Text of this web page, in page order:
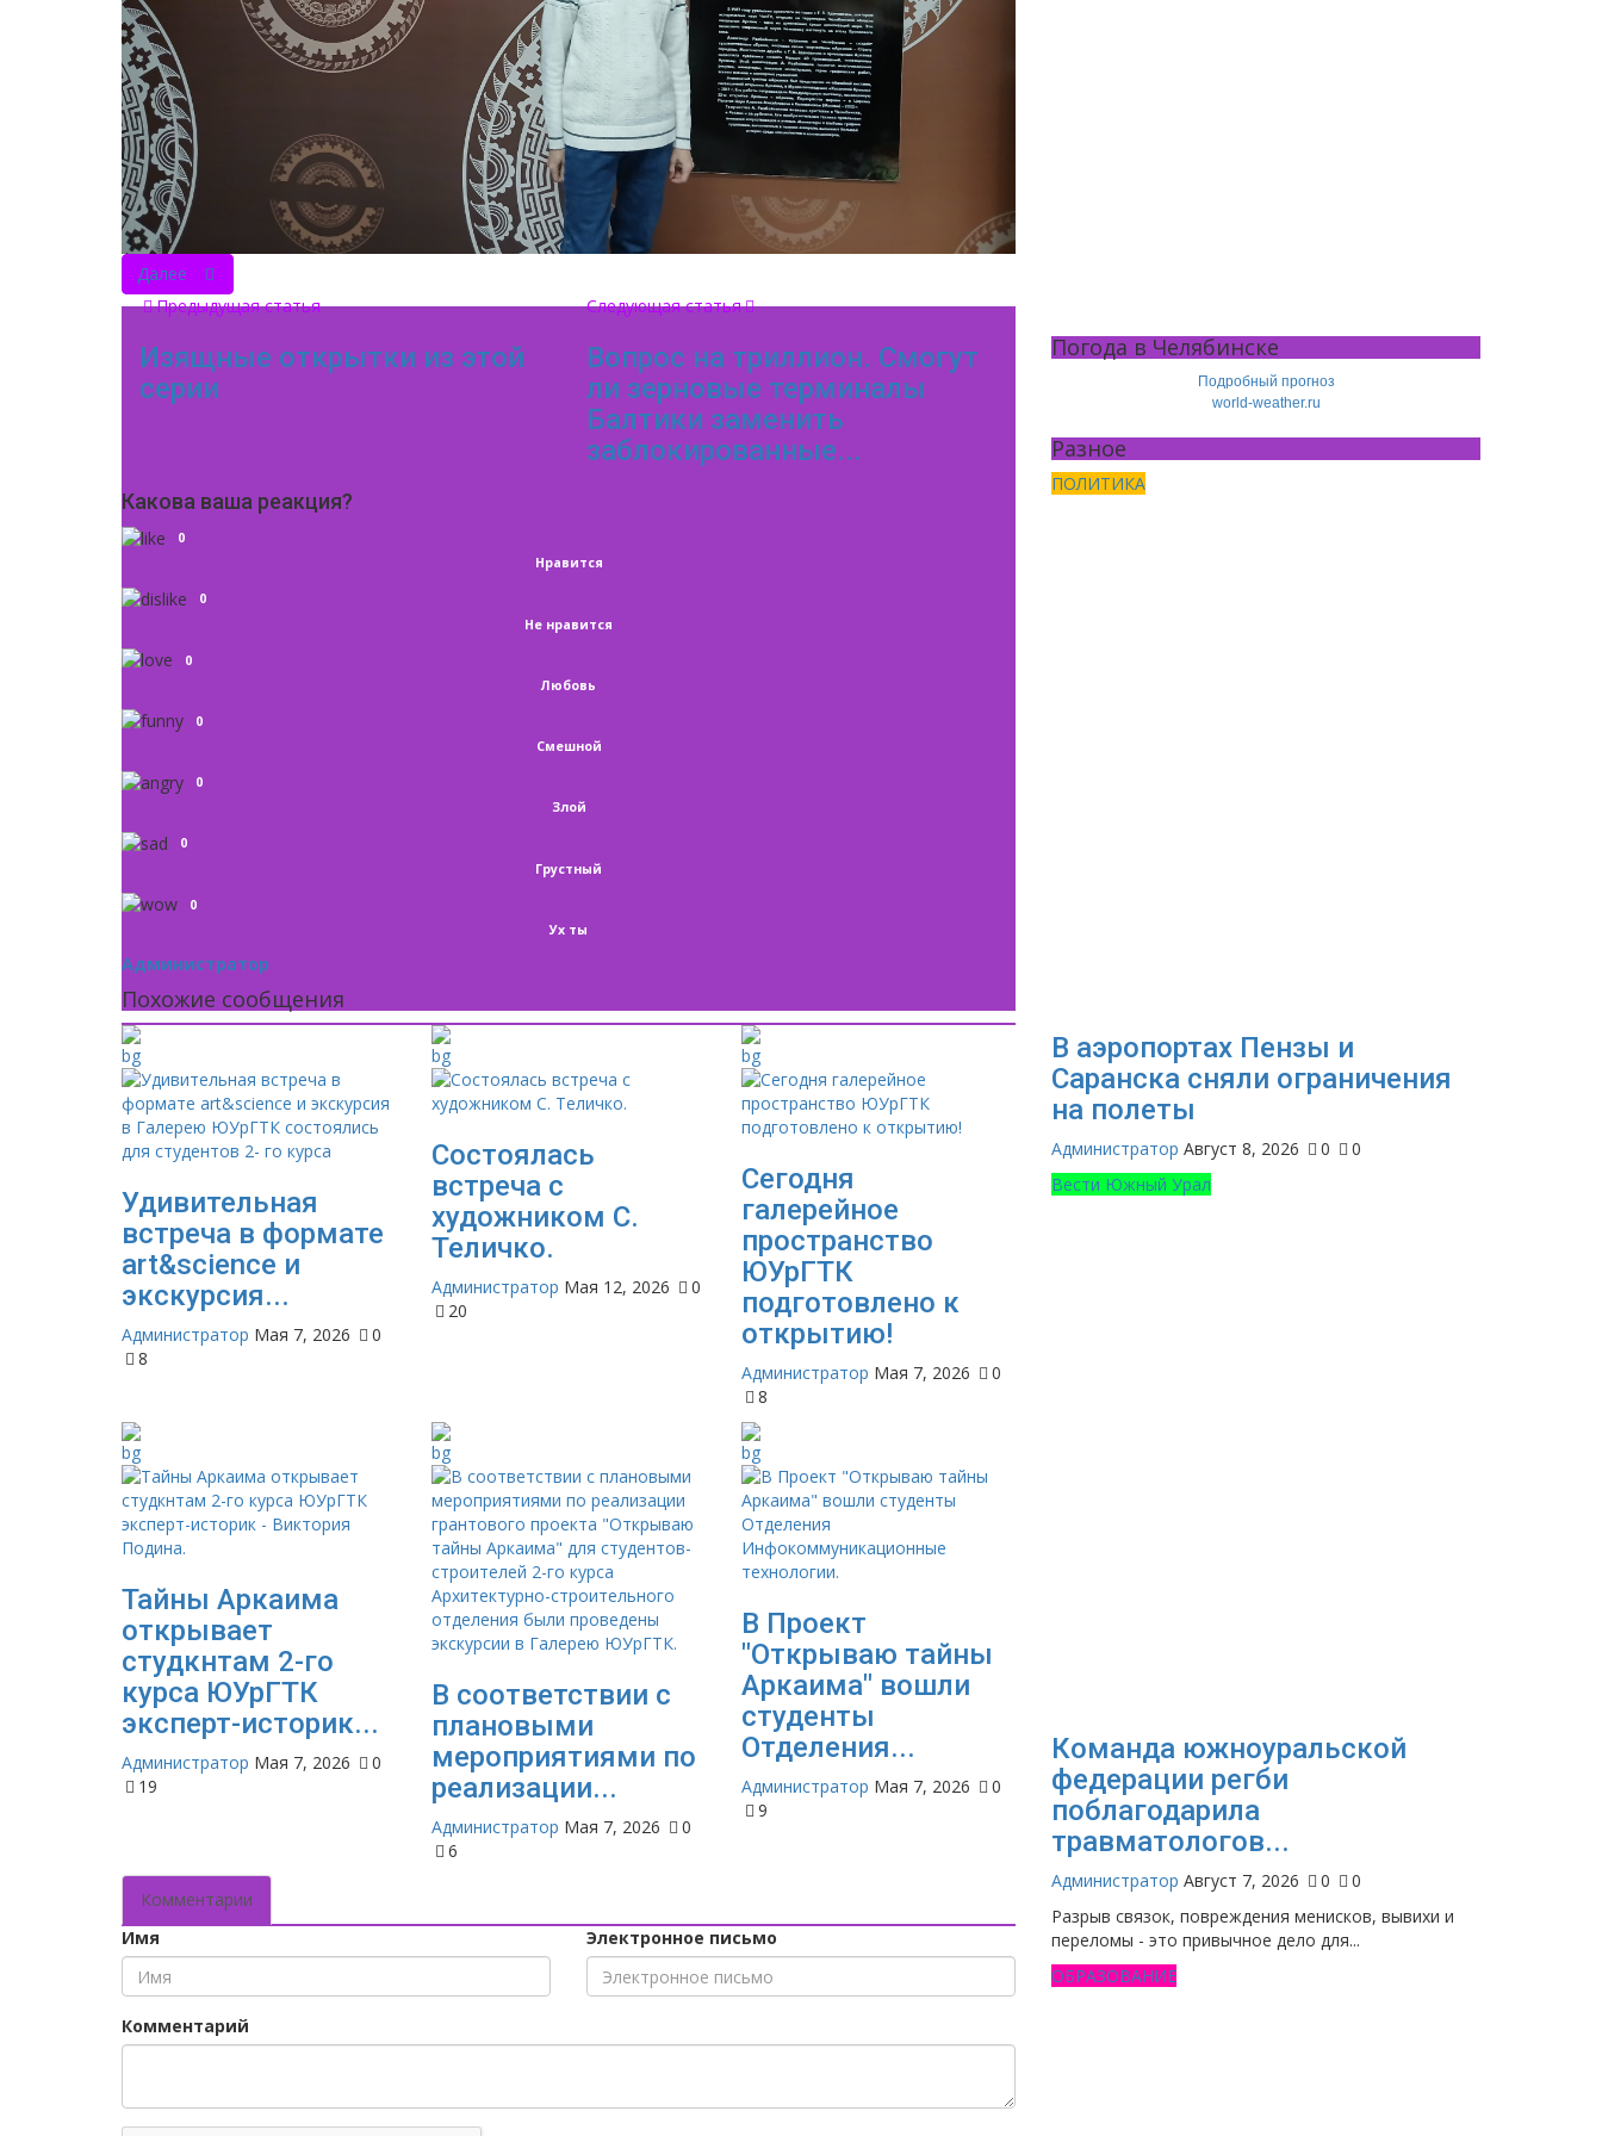
Далее
Предыдущая статья
Изящные открытки из этой
серии
Следующая статья
Вопрос на триллион. Смогут
ли зерновые терминалы
Балтики заменить
заблокированные...
Какова ваша реакция?
0
Нравится
0
Не нравится
0
Любовь
0
Смешной
0
Злой
0
Грустный
0
Ух ты
Администратор
Похожие сообщения
Удивительная
встреча в формате
art&science и
экскурсия...
Администратор Мая 7, 2026
0
8
Состоялась
встреча с
художником С.
Теличко.
Администратор Мая 12, 2026
0
20
Сегодня
галерейное
пространство
ЮУрГТК
подготовлено к
открытию!
Администратор Мая 7, 2026
0
8
Тайны Аркаима
открывает
студкнтам 2-го
курса ЮУрГТК
эксперт-историк...
Администратор Мая 7, 2026
0
19
В соответствии с
плановыми
мероприятиями по
реализации...
Администратор Мая 7, 2026
0
6
В Проект
"Открываю тайны
Аркаима" вошли
студенты
Отделения...
Администратор Мая 7, 2026
0
9
Комментарии
Имя
Электронное письмо
Комментарий
Погода в Челябинске
Подробный прогноз
world-weather.ru
Разное
ПОЛИТИКА
В аэропортах Пензы и
Саранска сняли ограничения
на полеты
Администратор Август 8, 2026 0
0
Вести Южный Урал
Команда южноуральской
федерации регби
поблагодарила
травматологов...
Администратор Август 7, 2026 0
0
Разрыв связок, повреждения менисков, вывихи и
переломы - это привычное дело для...
ОБРАЗОВАНИЕ